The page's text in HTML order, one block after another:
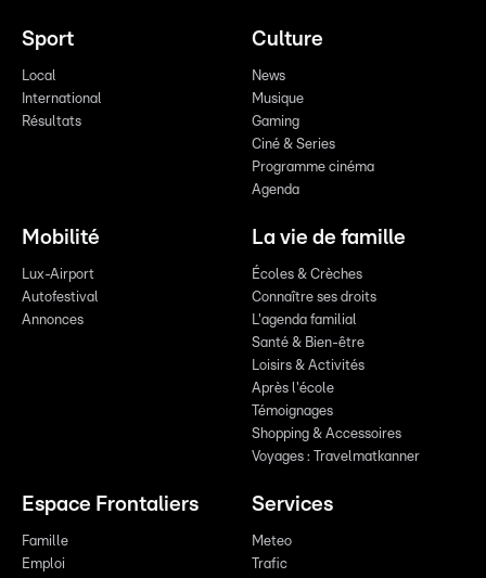
Sport
Local
International
Résultats
Culture
News
Musique
Gaming
Ciné & Series
Programme cinéma
Agenda
Mobilité
Lux-Airport
Autofestival
Annonces
La vie de famille
Écoles & Crèches
Connaître ses droits
L'agenda familial
Santé & Bien-être
Loisirs & Activités
Après l'école
Témoignages
Shopping & Accessoires
Voyages : Travelmatkanner
Espace Frontaliers
Famille
Emploi
Services
Meteo
Trafic